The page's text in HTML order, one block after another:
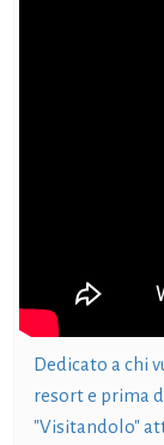
Dedicato a chi
resort e prima
"Visitandolo"